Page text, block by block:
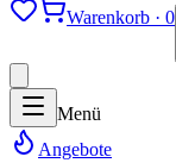
Warenkorb · 0
Menü
Angebote